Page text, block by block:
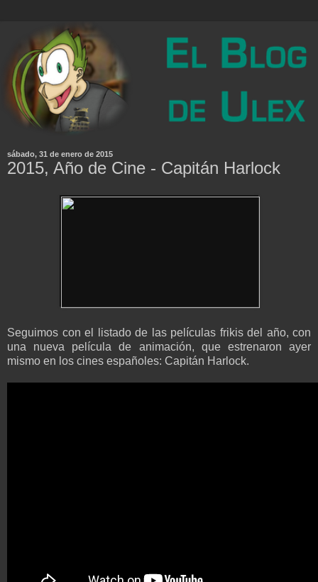
sábado, 31 de enero de 2015
2015, Año de Cine - Capitán Harlock
Seguimos con el listado de las películas frikis del año, con
una nueva película de animación, que estrenaron ayer
mismo en los cines españoles: Capitán Harlock.